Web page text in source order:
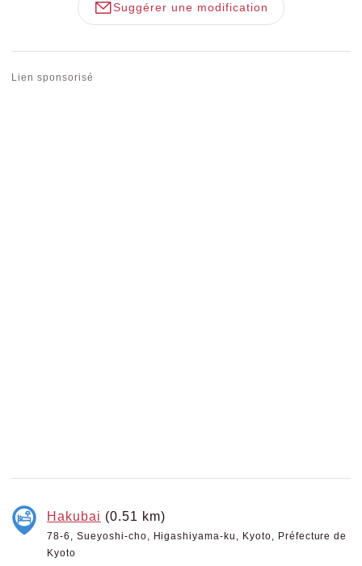
Suggérer une modification
Lien sponsorisé
Hakubai (0.51 km)
78-6, Sueyoshi-cho, Higashiyama-ku, Kyoto, Préfecture de
Kyoto